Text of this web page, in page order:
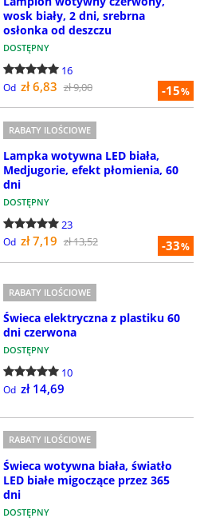
-15%
wosk biały, 2 dni, srebrna
osłonka od deszczu
DOSTĘPNY
16
Od zł 6,83 zł 9,00
-33%
RABATY ILOŚCIOWE
Lampka wotywna LED biała,
Medjugorie, efekt płomienia, 60
dni
DOSTĘPNY
23
Od zł 7,19 zł 13,52
RABATY ILOŚCIOWE
Świeca elektryczna z plastiku 60
dni czerwona
DOSTĘPNY
10
Od zł 14,69
RABATY ILOŚCIOWE
Świeca wotywna biała, światło
LED białe migoczące przez 365
dni
DOSTĘPNY